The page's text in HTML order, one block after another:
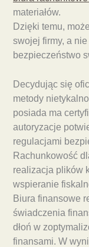
materiałów.
Dzięki temu,
swojej firmy, a
bezpieczeństwo
Decydując się
metody
posiada ma
autoryzacje
regulacjami
Rachunkowość
realizacja plików
wspieranie
Biura finansowe
świadczenia
dłoń w
finansami. W